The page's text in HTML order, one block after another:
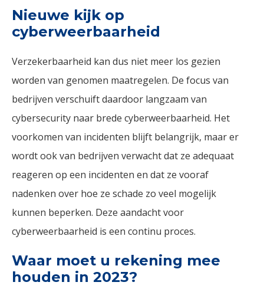
Nieuwe kijk op
cyberweerbaarheid
Verzekerbaarheid kan dus niet meer los gezien
worden van genomen maatregelen. De focus van
bedrijven verschuift daardoor langzaam van
cybersecurity naar brede cyberweerbaarheid. Het
voorkomen van incidenten blijft belangrijk, maar er
wordt ook van bedrijven verwacht dat ze adequaat
reageren op een incidenten en dat ze vooraf
nadenken over hoe ze schade zo veel mogelijk
kunnen beperken. Deze aandacht voor
cyberweerbaarheid is een continu proces.
Waar moet u rekening mee
houden in 2023?